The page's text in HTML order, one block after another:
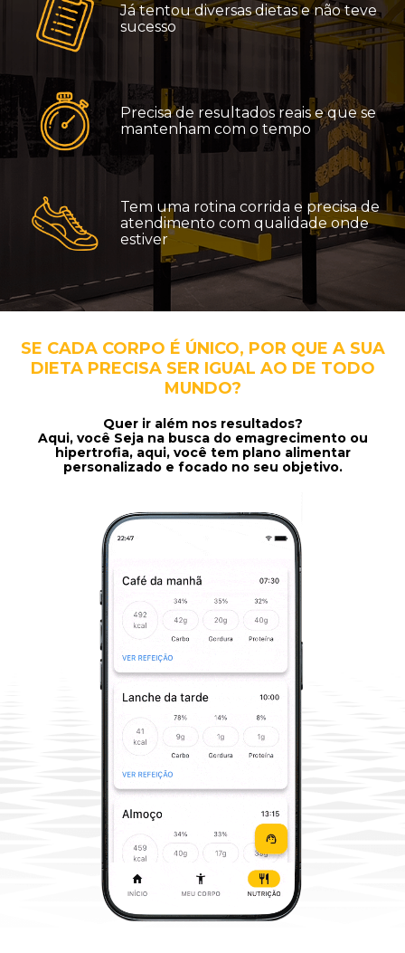
Já tentou diversas dietas e não teve
sucesso
Precisa de resultados reais e que se
mantenham com o tempo
Tem uma rotina corrida e precisa de
atendimento com qualidade onde
estiver
SE CADA CORPO É ÚNICO, POR QUE A SUA
DIETA PRECISA SER IGUAL AO DE TODO
MUNDO?
Quer ir além nos resultados?
Aqui, você Seja na busca do emagrecimento ou
hipertrofia, aqui, você tem plano alimentar
personalizado e focado no seu objetivo.